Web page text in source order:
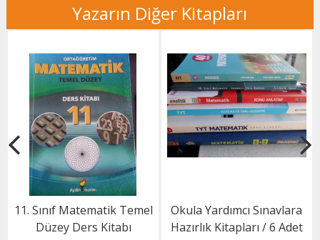
Yazarın Diğer Kitapları
11. Sınıf Matematik Temel
Düzey Ders Kitabı
Okula Yardımcı Sınavlara
Hazırlık Kitapları / 6 Adet